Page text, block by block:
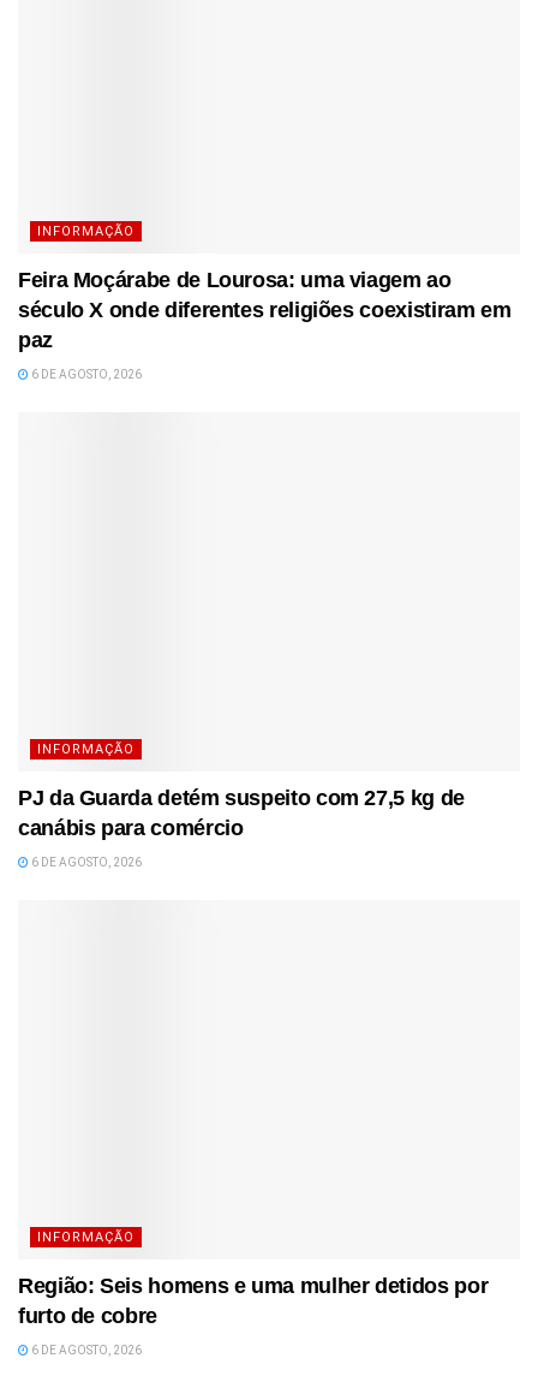
INFORMAÇÃO
Feira Moçárabe de Lourosa: uma viagem ao
século X onde diferentes religiões coexistiram em
paz
6 DE AGOSTO, 2026
INFORMAÇÃO
PJ da Guarda detém suspeito com 27,5 kg de
canábis para comércio
6 DE AGOSTO, 2026
INFORMAÇÃO
Região: Seis homens e uma mulher detidos por
furto de cobre
6 DE AGOSTO, 2026